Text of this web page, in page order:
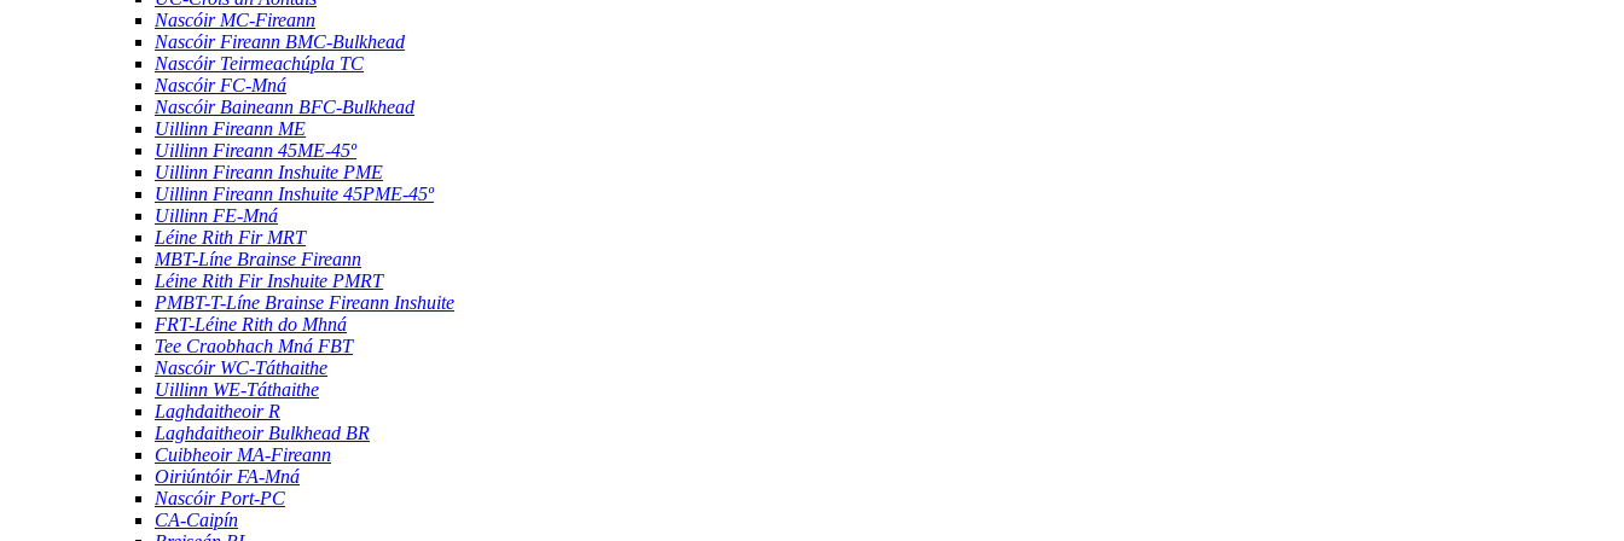
Nascóir MC-Fireann
Nascóir Fireann BMC-Bulkhead
Nascóir Teirmeachúpla TC
Nascóir FC-Mná
Nascóir Baineann BFC-Bulkhead
Uillinn Fireann ME
Uillinn Fireann 45ME-45º
Uillinn Fireann Inshuite PME
Uillinn Fireann Inshuite 45PME-45º
Uillinn FE-Mná
Léine Rith Fir MRT
MBT-Líne Brainse Fireann
Léine Rith Fir Inshuite PMRT
PMBT-T-Líne Brainse Fireann Inshuite
FRT-Léine Rith do Mhná
Tee Craobhach Mná FBT
Nascóir WC-Táthaithe
Uillinn WE-Táthaithe
Laghdaitheoir R
Laghdaitheoir Bulkhead BR
Cuibheoir MA-Fireann
Oiriúntóir FA-Mná
Nascóir Port-PC
CA-Caipín